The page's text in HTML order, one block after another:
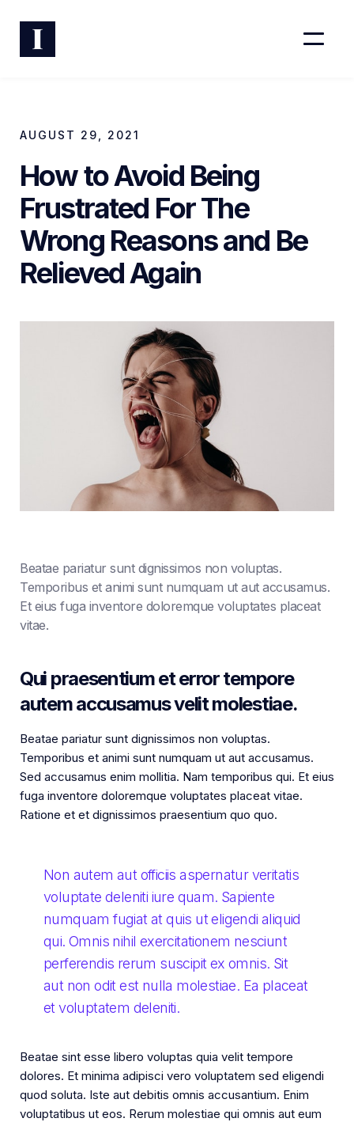
AUGUST 29, 2021
How to Avoid Being
Frustrated For The
Wrong Reasons and Be
Relieved Again
Beatae pariatur sunt dignissimos non voluptas.
Temporibus et animi sunt numquam ut aut accusamus.
Et eius fuga inventore doloremque voluptates placeat
vitae.
Qui praesentium et error tempore
autem accusamus velit molestiae.
Beatae pariatur sunt dignissimos non voluptas.
Temporibus et animi sunt numquam ut aut accusamus.
Sed accusamus enim mollitia. Nam temporibus qui. Et eius
fuga inventore doloremque voluptates placeat vitae.
Ratione et et dignissimos praesentium quo quo.
Non autem aut officiis aspernatur veritatis
voluptate deleniti iure quam. Sapiente
numquam fugiat at quis ut eligendi aliquid
qui. Omnis nihil exercitationem nesciunt
perferendis rerum suscipit ex omnis. Sit
aut non odit est nulla molestiae. Ea placeat
et voluptatem deleniti.
Beatae sint esse libero voluptas quia velit tempore
dolores. Et minima adipisci vero voluptatem sed eligendi
quod soluta. Iste aut debitis omnis accusantium. Enim
voluptatibus ut eos. Rerum molestiae qui omnis aut eum